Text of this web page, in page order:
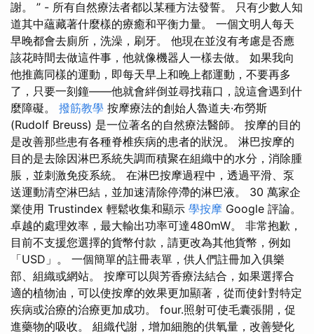
謝。 ” - 所有自然療法者都以某種方法發誓。 只有少數人知
道其中蘊藏著什麼樣的療癒和平衡力量。 一個文明人每天
早晚都會去廁所，洗澡，刷牙。 他現在並沒有考慮是否應
該花時間去做這件事，他就像機器人一樣去做。 如果我向
他推薦同樣的運動，即每天早上和晚上都運動，不要再多
了，只要一刻鐘——他就會絆倒並尋找藉口，說這會遇到什
麼障礙。 撥筋教學 按摩療法的創始人魯道夫·布勞斯
(Rudolf Breuss) 是一位著名的自然療法醫師。 按摩的目的
是改善那些患有各種脊椎疾病的患者的狀況。 淋巴按摩的
目的是去除因淋巴系統失調而積聚在組織中的水分，消除腫
脹，並刺激免疫系統。 在淋巴按摩過程中，透過平滑、泵
送運動清空淋巴結，並加速清除停滯的淋巴液。 30 萬家企
業使用 Trustindex 輕鬆收集和顯示 學按摩 Google 評論。
卓越的處理效率，最大輸出功率可達480mW。 非常抱歉，
目前不支援您選擇的貨幣付款，請更改為其他貨幣，例如
「USD」。 一個簡單的註冊表單，供人們註冊加入俱樂
部、組織或網站。 按摩可以與芳香療法結合，如果選擇合
適的植物油，可以使按摩的效果更加顯著，從而使針對特定
疾病或治療的治療更加成功。 four.照射可使毛囊張開，促
進藥物的吸收。 組織代謝，增加細胞的供氧量，改善變化